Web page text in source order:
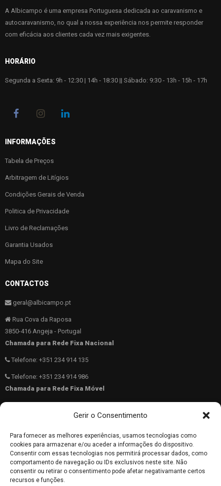
Gerir o Consentimento
Para fornecer as melhores experiências, usamos tecnologias como
cookies para armazenar e/ou aceder a informações do dispositivo.
Consentir com essas tecnologias nos permitirá processar dados, como
comportamento de navegação ou IDs exclusivos neste site. Não
consentir ou retirar o consentimento pode afetar negativamante certos
recursos e funções.
A Albicampo é uma empresa Portuguesa dedicada ao caravanismo e
autocaravanismo, no qual a nossa experiência nos permite responder
com eficácia aos clientes cada vez mais exigentes.
HORÁRIO
Segunda a Sexta: 9h - 12:30 | 14h - 18:30 || Sábado: 9:30 - 13h - 15h - 17h
INFORMAÇÕES
Tabela de Preços
Arbitragem de Litígios
Condições Gerais de Venda
Politica de Privacidade
Livro de Reclamações
Garantia Usados
Mapa do Site
CONTACTOS
geral@albicampo.pt
Rua Cova da Raposa
3850-416 Angeja - Portugal
Chamada para Rede Fixa Nacional
Telefone: +351 234 914 135
Telefone: +351 234 914 986
Chamada para Rede Fixa Móvel
962 783 836
Copyright © 2025 ALBICAMPO. todos os direitos reservados.